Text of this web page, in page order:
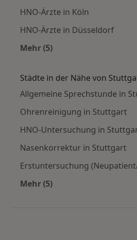
HNO-Ärzte in Köln
HNO-Ärzte in Düsseldorf
Mehr (5)
Städte in der Nähe von
Allgemeine Sprechstunde in
Ohrenreinigung in Stuttgart
HNO-Untersuchung in
Nasenkorrektur in Stuttgart
Erstuntersuchung
Mehr (5)